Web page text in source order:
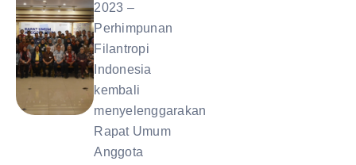
2023 –
Perhimpunan
Filantropi
Indonesia
kembali
menyelenggarakan
Rapat Umum
Anggota